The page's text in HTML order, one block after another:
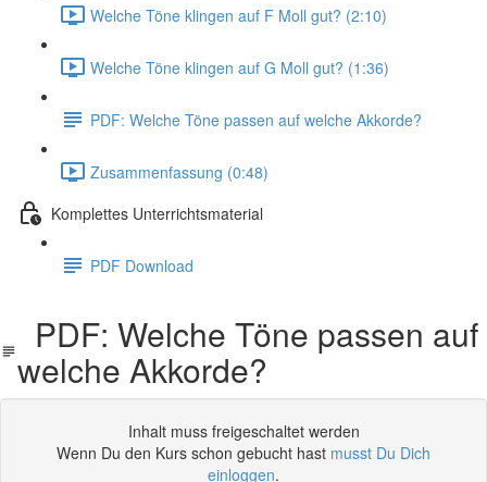
Welche Töne klingen auf F Moll gut? (2:10)
Welche Töne klingen auf G Moll gut? (1:36)
PDF: Welche Töne passen auf welche Akkorde?
Zusammenfassung (0:48)
Komplettes Unterrichtsmaterial
PDF Download
PDF: Welche Töne passen auf
welche Akkorde?
Inhalt muss freigeschaltet werden
Wenn Du den Kurs schon gebucht hast musst Du Dich
einloggen.